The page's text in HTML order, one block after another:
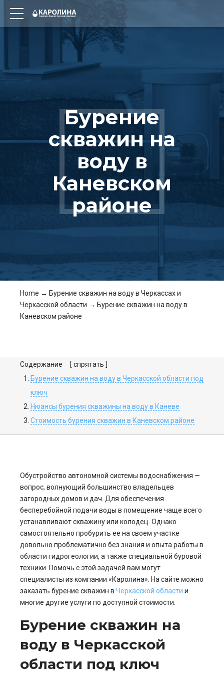
Бурение
скважин на
воду в
Каневском
районе
Home → Бурение скважин на воду в Черкассах и
Черкасской области → Бурение скважин на воду в
Каневском районе
Содержание
[ спрятать ]
Бурение скважин на воду в Черкасской области под
ключ
Нюансы бурения скважины на воду в Каневе
Стоимость бурения скважин в Каневском районе
Обустройство автономной системы водоснабжения —
вопрос, волнующий большинство владельцев
загородных домов и дач. Для обеспечения
бесперебойной подачи воды в помещение чаще всего
устанавливают скважину или колодец. Однако
самостоятельно пробурить ее на своем участке
довольно проблематично без знания и опыта работы в
области гидрогеологии, а также специальной буровой
техники. Помочь с этой задачей вам могут
специалисты из компании «Каролина». На сайте можно
заказать бурение скважин в Черкасской области и
многие другие услуги по доступной стоимости.
Бурение скважин на
воду в Черкасской
области под ключ